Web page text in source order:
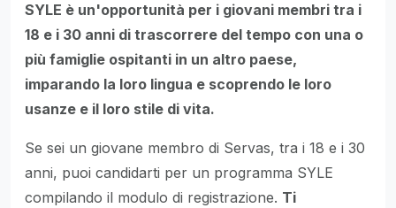
SYLE è un'opportunità per i giovani membri tra i
18 e i 30 anni di trascorrere del tempo con una o
più famiglie ospitanti in un altro paese,
imparando la loro lingua e scoprendo le loro
usanze e il loro stile di vita.
Se sei un giovane membro di Servas, tra i 18 e i 30
anni, puoi candidarti per un programma SYLE
compilando il modulo di registrazione. Ti